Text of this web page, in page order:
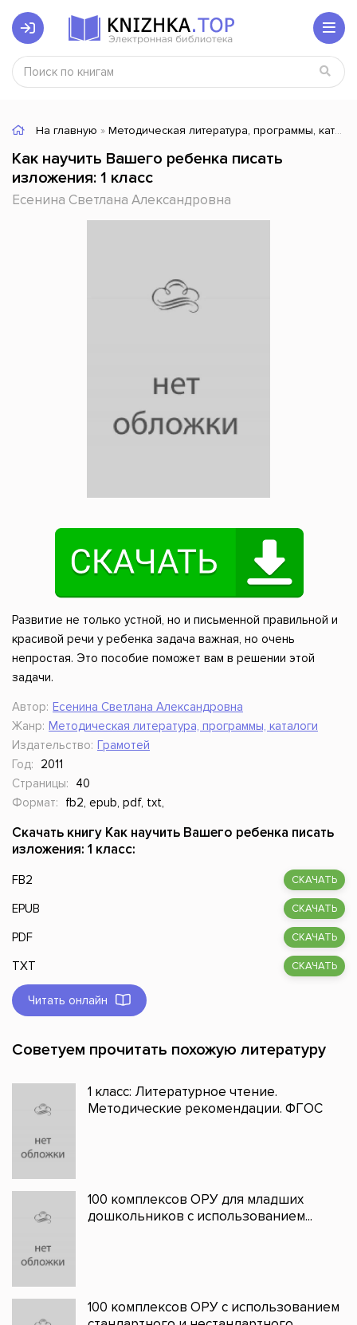
На главную » Методическая литература, программы, каталоги
Как научить Вашего ребенка писать
изложения: 1 класс
Есенина Светлана Александровна
Развитие не только устной, но и письменной правильной и
красивой речи у ребенка задача важная, но очень
непростая. Это пособие поможет вам в решении этой
задачи.
Автор: Есенина Светлана Александровна
Жанр: Методическая литература, программы, каталоги
Издательство: Грамотей
Год:
2011
Страницы:
40
Формат:
fb2, epub, pdf, txt,
Скачать книгу Как научить Вашего ребенка писать
изложения: 1 класс:
FB2 СКАЧАТЬ
EPUB СКАЧАТЬ
PDF СКАЧАТЬ
TXT СКАЧАТЬ
Читать онлайн
Советуем прочитать похожую литературу
1 класс: Литературное чтение.
Методические рекомендации. ФГОС
100 комплексов ОРУ для младших
дошкольников с использованием...
100 комплексов ОРУ с использованием